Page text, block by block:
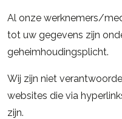
Al onze werknemers/
tot uw gegevens zijn
geheimhoudingsplicht.
Wij zijn niet
websites die via
zijn.